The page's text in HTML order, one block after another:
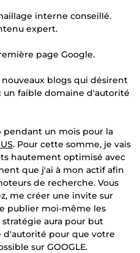
interne conseillé.
expert.
page Google.
blogs qui désirent
un faible domaine d'autorité
pendant un mois pour la
. Pour cette somme, je vais
hautement optimisé avec
que j'ai à mon actif afin
de recherche. Vous
me créer une invite sur
publier moi-même les
aura pour but
pour que votre
sur GOOGLE.